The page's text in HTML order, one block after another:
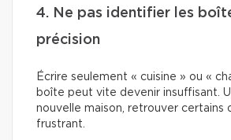
4. Ne pas identifier les
précision
Écrire seulement « cuisine » ou «
boîte peut vite devenir insuffisant.
nouvelle maison, retrouver certains
frustrant.